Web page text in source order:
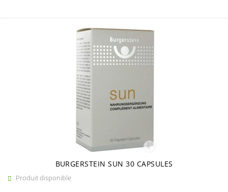
BURGERSTEIN SUN 30 CAPSULES
 Produit disponible